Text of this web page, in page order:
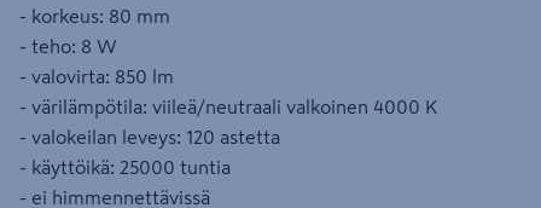
- korkeus: 80 mm
- teho: 8 W
- valovirta: 850 lm
- värilämpötila: viileä/neutraali valkoinen 4000 K
- valokeilan leveys: 120 astetta
- käyttöikä: 25000 tuntia
- ei himmennettävissä